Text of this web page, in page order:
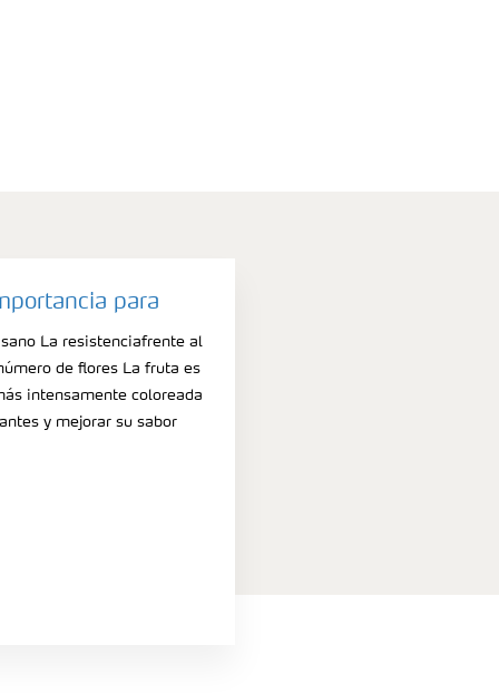
para
La resistenciafrente al
de flores La fruta es
intensamente coloreada
y mejorar su sabor